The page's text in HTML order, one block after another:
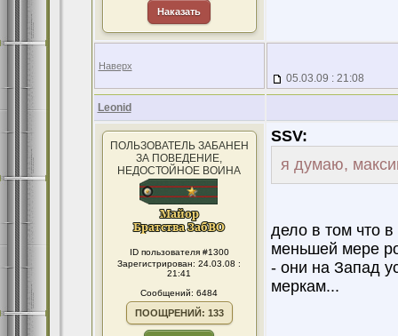
Наказать
Наверх
05.03.09 : 21:08
Leonid
ПОЛЬЗОВАТЕЛЬ ЗАБАНЕН
ЗА ПОВЕДЕНИЕ,
НЕДОСТОЙНОЕ ВОИНА
ID пользователя #1300
Зарегистрирован: 24.03.08 :
21:41
Сообщений: 6484
ПООЩРЕНИЙ: 133
SSV:
я думаю,
дело в том что
меньшей мере
- они на Запад
меркам...